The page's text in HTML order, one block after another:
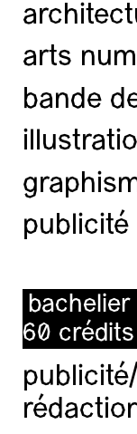
arts
bande
publicité
60 crédits